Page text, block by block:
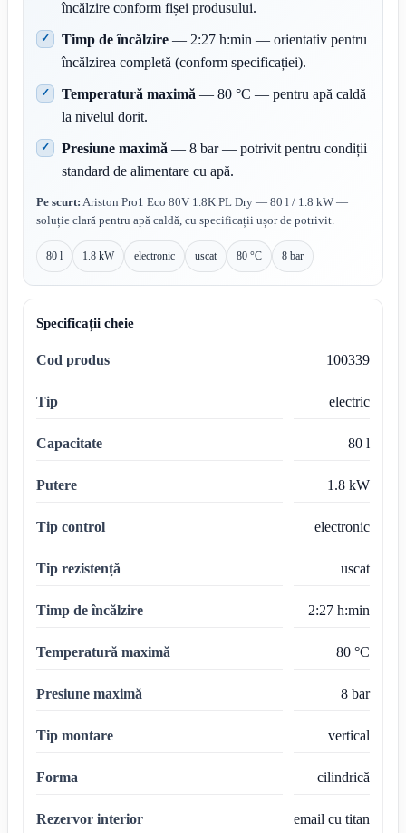
încălzire conform fișei produsului.
Timp de încălzire — 2:27 h:min — orientativ pentru
încălzirea completă (conform specificației).
Temperatură maximă — 80 °C — pentru apă caldă
la nivelul dorit.
Presiune maximă — 8 bar — potrivit pentru condiții
standard de alimentare cu apă.
Pe scurt: Ariston Pro1 Eco 80V 1.8K PL Dry — 80 l / 1.8 kW —
soluție clară pentru apă caldă, cu specificații ușor de potrivit.
80 l 1.8 kW electronic uscat 80 °C 8 bar
Specificații cheie
Cod produs 100339
Tip electric
Capacitate 80 l
Putere 1.8 kW
Tip control electronic
Tip rezistență uscat
Timp de încălzire 2:27 h:min
Temperatură maximă 80 °C
Presiune maximă 8 bar
Tip montare vertical
Forma cilindrică
Rezervor interior email cu titan